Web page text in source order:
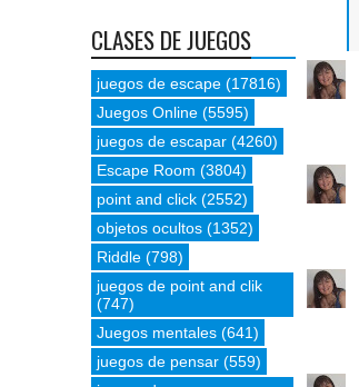
CLASES DE JUEGOS
juegos de escape (17816)
Juegos Online (5595)
juegos de escapar (4260)
Escape Room (3804)
point and click (2552)
objetos ocultos (1352)
Riddle (798)
juegos de point and clik
(747)
Juegos mentales (641)
juegos de pensar (559)